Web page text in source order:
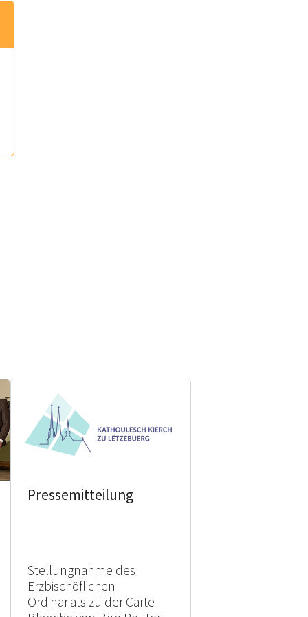
Pressemitteilung
Stellungnahme des
Erzbischöflichen
Ordinariats zu der Carte